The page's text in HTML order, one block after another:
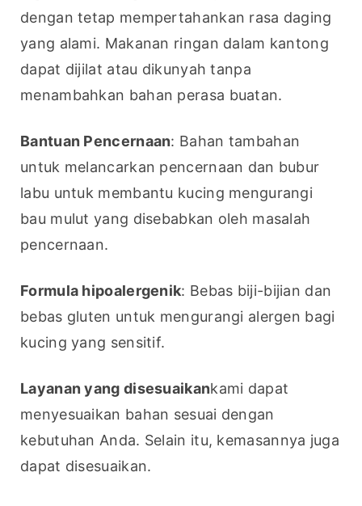
dengan tetap mempertahankan rasa daging
yang alami. Makanan ringan dalam kantong
dapat dijilat atau dikunyah tanpa
menambahkan bahan perasa buatan.
Bantuan Pencernaan: Bahan tambahan
untuk melancarkan pencernaan dan bubur
labu untuk membantu kucing mengurangi
bau mulut yang disebabkan oleh masalah
pencernaan.
Formula hipoalergenik: Bebas biji-bijian dan
bebas gluten untuk mengurangi alergen bagi
kucing yang sensitif.
Layanan yang disesuaikankami dapat
menyesuaikan bahan sesuai dengan
kebutuhan Anda. Selain itu, kemasannya juga
dapat disesuaikan.